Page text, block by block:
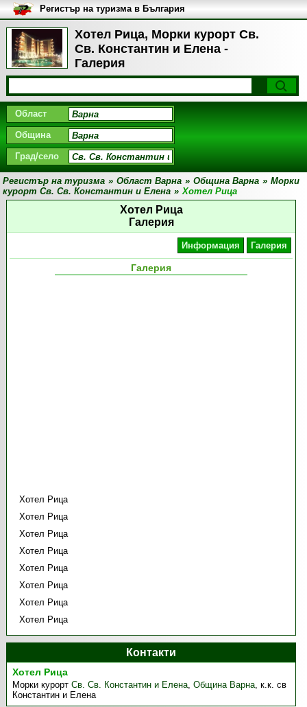
Хотел Рица, Морки курорт Св.
Св. Константин и Елена -
Галерия
Регистър на туризма в България
Област
Община
Град/село
Регистър на туризма » Област Варна » Община Варна » Морки
курорт Св. Св. Константин и Елена » Хотел Рица
Хотел Рица
Галерия
Информация Галерия
Галерия
Хотел Рица
Хотел Рица
Хотел Рица
Хотел Рица
Хотел Рица
Хотел Рица
Хотел Рица
Хотел Рица
Контакти
Хотел Рица
Морки курортСв. Св. Константин и Елена,Община Варна,к.к. св
Константин и Елена